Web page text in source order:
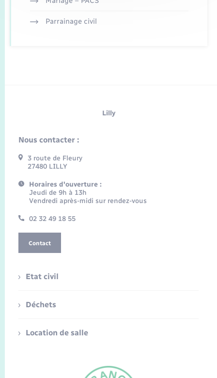
Parrainage civil
Lilly
Nous contacter :
3 route de Fleury
27480 LILLY
Horaires d'ouverture :
Jeudi de 9h à 13h
Vendredi après-midi sur rendez-vous
02 32 49 18 55
Contact
Etat civil
Déchets
Location de salle